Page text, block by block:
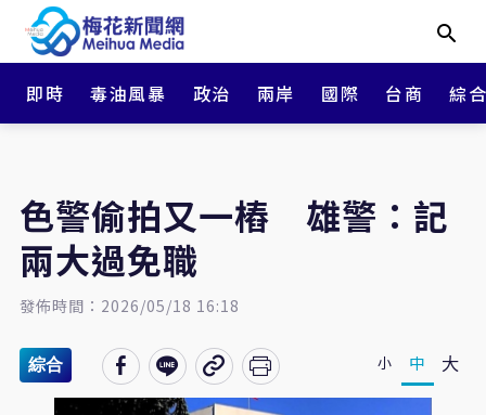
即時 毒油風暴 政治 兩岸 國際 台商 綜
色警偷拍又一樁 雄警：記
兩大過免職
發佈時間：2026/05/18 16:18
綜合 小 中 大